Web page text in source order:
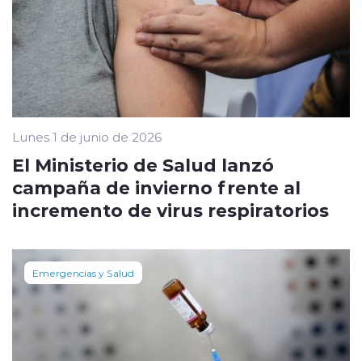
Lunes 1 de junio de 2026
El Ministerio de Salud lanzó
campaña de invierno frente al
incremento de virus respiratorios
Emergencias y Salud